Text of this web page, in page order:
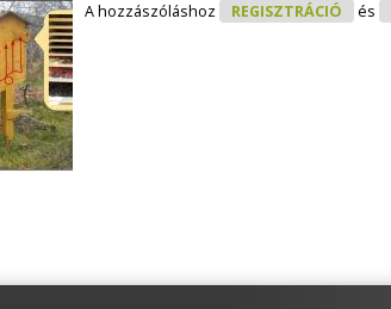
A hozzászóláshoz REGISZTRÁCIÓ és